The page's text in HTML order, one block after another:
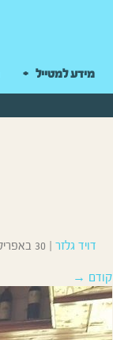
מידע למטייל
דויד גלזר 30 באפריל 2019
קודם →